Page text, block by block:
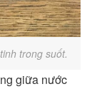
trong suốt.
giữa nước